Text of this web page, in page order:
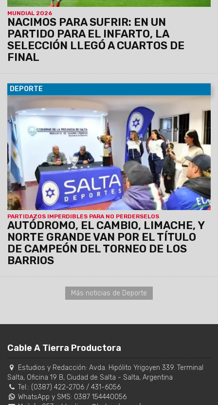
MUNDIAL 2026
NACIMOS PARA SUFRIR: EN UN
PARTIDO PARA EL INFARTO, LA
SELECCIÓN LLEGÓ A CUARTOS DE
FINAL
DEPORTE
PARTIDAZOS IMPERDIBLES PARA NO PERDERSELOS
AUTÓDROMO, EL CAMBIO, LIMACHE, Y
NORTE GRANDE VAN POR EL TÍTULO
DE CAMPEÓN DEL TORNEO DE LOS
BARRIOS
Se definieron los cruces de semifinales del
campeonato masculino, a jugarse el próximo 22 de abril. Los
ganadores se enfrentarán en la gran final el día 29, con el
estadio Padre Martearena como escenario para todos los
encuentros definitorios.
Más noticias de Deporte
Cable A Tierra Productora
Estudios y Redacción: Avda. Hipólito Yrigoyen 339. Terminal
Salta, Oficina 19 B, Ciudad de Salta - Salta, Argentina
Tel.: (0387) 422-2706 / 431-6056
WhatsApp y SMS: 0387 154440056